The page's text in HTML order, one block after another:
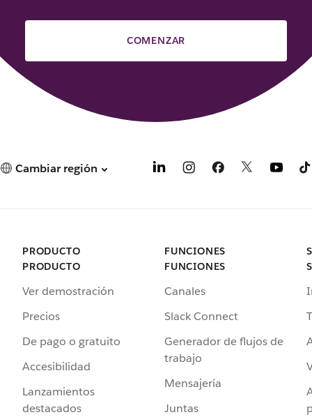
COMENZAR
Cambiar región
PRODUCTO
PRODUCTO
Ver demostración
Precios
De pago o gratuito
Accesibilidad
Lanzamientos
destacados
FUNCIONES
FUNCIONES
Canales
Slack Connect
Generador de flujos de
trabajo
Mensajería
Juntas